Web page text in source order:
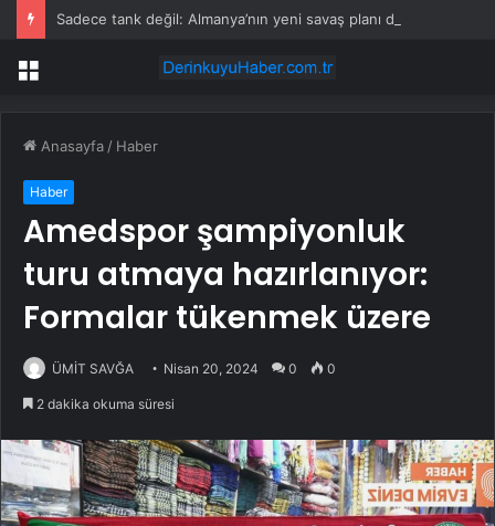
Menü
Anasayfa / Haber
Haber
Amedspor şampiyonluk
turu atmaya hazırlanıyor:
Formalar tükenmek üzere
ÜMİT SAVĞA Nisan 20, 2024 0 0
2 dakika okuma süresi